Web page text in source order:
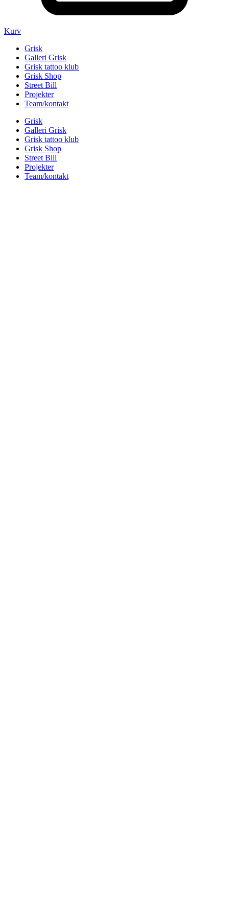
Kurv
Grisk
Galleri Grisk
Grisk tattoo klub
Grisk Shop
Street Bill
Projekter
Team/kontakt
Grisk
Galleri Grisk
Grisk tattoo klub
Grisk Shop
Street Bill
Projekter
Team/kontakt